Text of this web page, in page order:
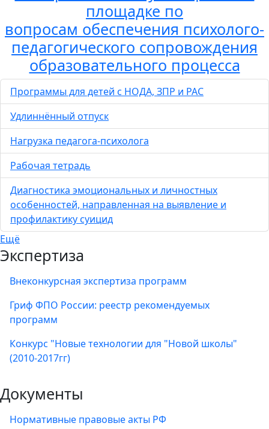
площадке по
вопросам обеспечения психолого-
педагогического сопровождения
образовательного процесса
Программы для детей с НОДА, ЗПР и РАС
Удлиннённый отпуск
Нагрузка педагога-психолога
Рабочая тетрадь
Диагностика эмоциональных и личностных
особенностей, направленная на выявление и
профилактику суицид
Ещё
Экспертиза
Внеконкурсная экспертиза программ
Гриф ФПО России: реестр рекомендуемых
программ
Конкурс "Новые технологии для "Новой школы"
(2010-2017гг)
Документы
Нормативные правовые акты РФ